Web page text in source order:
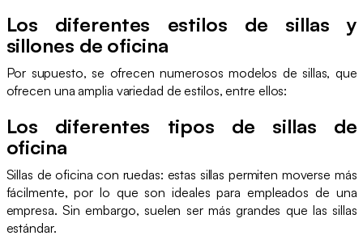
Los diferentes estilos de sillas y
sillones de oficina
Por supuesto, se ofrecen numerosos modelos de sillas, que
ofrecen una amplia variedad de estilos, entre ellos:
Los diferentes tipos de sillas de
oficina
Sillas de oficina con ruedas: estas sillas permiten moverse más
fácilmente, por lo que son ideales para empleados de una
empresa. Sin embargo, suelen ser más grandes que las sillas
estándar.